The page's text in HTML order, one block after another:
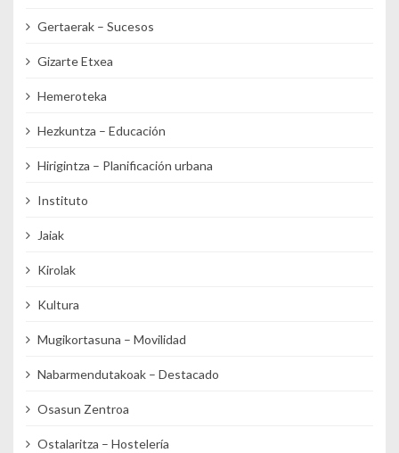
Gertaerak – Sucesos
Gizarte Etxea
Hemeroteka
Hezkuntza – Educación
Hirigintza – Planificación urbana
Instituto
Jaiak
Kirolak
Kultura
Mugikortasuna – Movilidad
Nabarmendutakoak – Destacado
Osasun Zentroa
Ostalaritza – Hostelería